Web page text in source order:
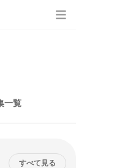
一覧
すべて見る